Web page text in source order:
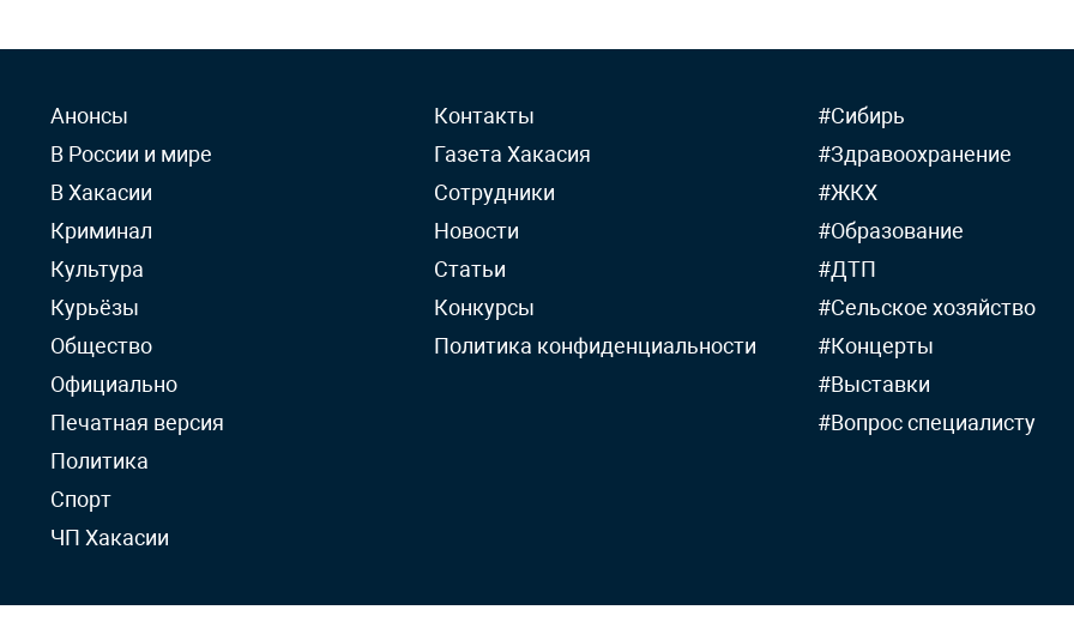
Анонсы
В России и мире
В Хакасии
Криминал
Культура
Курьёзы
Общество
Официально
Печатная версия
Политика
Спорт
ЧП Хакасии
Контакты
Газета Хакасия
Сотрудники
Новости
Статьи
Конкурсы
Политика конфиденциальности
#Сибирь
#Здравоохранение
#ЖКХ
#Образование
#ДТП
#Сельское хозяйство
#Концерты
#Выставки
#Вопрос специалисту